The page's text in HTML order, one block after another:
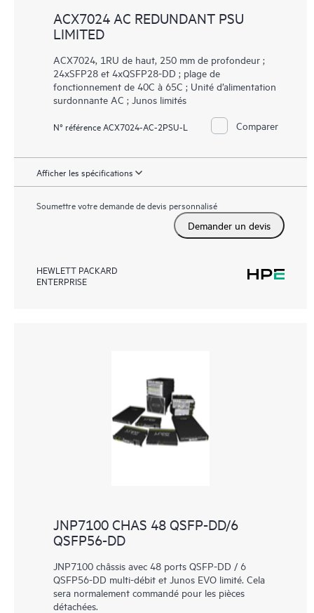
ACX7024 AC REDUNDANT PSU
LIMITED
ACX7024, 1RU de haut, 250 mm de profondeur ;
24xSFP28 et 4xQSFP28-DD ; plage de
fonctionnement de 40C à 65C ; Unité d’alimentation
surdonnante AC ; Junos limités
N° référence ACX7024-AC-2PSU-L Comparer
Afficher les spécifications
Soumettre votre demande de devis personnalisé
Demander un devis
HEWLETT PACKARD
ENTERPRISE
JNP7100 CHAS 48 QSFP-DD/6
QSFP56-DD
JNP7100 châssis avec 48 ports QSFP-DD / 6
QSFP56-DD multi-débit et Junos EVO limité. Cela
sera normalement commandé pour les pièces
détachées.